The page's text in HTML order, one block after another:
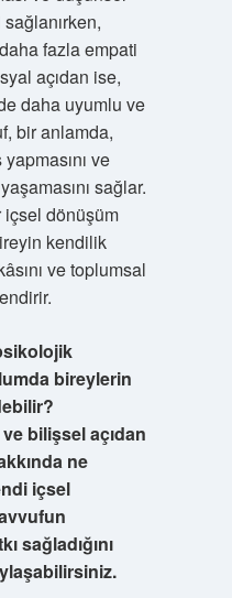
fazla empati
açıdan ise,
daha uyumlu ve
bir anlamda,
ve
sağlar.
içsel dönüşüm
kendilik
ve toplumsal
bireylerin
bilişsel açıdan
ne
içsel
sağladığını